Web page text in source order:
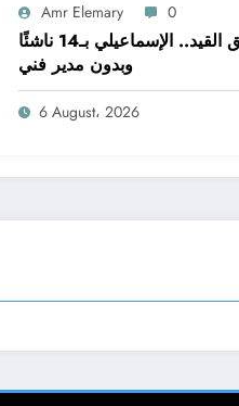
Amr Elemary 0
أسبوع على غلق القيد.. الإسماعيلي بـ14 ناشئًا
وبدون مدير فني
6 August، 2026